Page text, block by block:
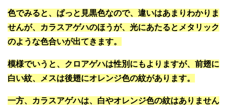
色でみると、ぱっと見黒色なので、違いはあまりわかりま
せんが、カラスアゲハのほうが、光にあたるとメタリック
のような色合いが出てきます。
模様でいうと、クロアゲハは性別にもよりますが、前翅に
白い紋、メスは後翅にオレンジ色の紋があります。
一方、カラスアゲハは、白やオレンジ色の紋はありません